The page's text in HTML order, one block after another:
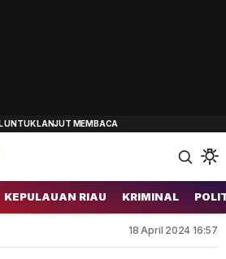
KEPULAUAN RIAU KRIMINAL
18 April 2024 16:57